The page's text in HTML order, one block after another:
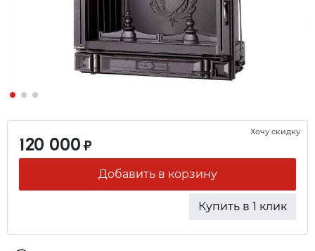
120 000 ₽
Добавить в корзину
Купить в 1 клик
Хочу скидку